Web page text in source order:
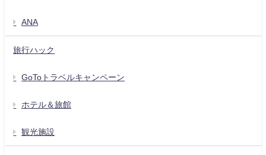
ANA
旅行ハック
GoToトラベルキャンペーン
ホテル＆旅館
観光施設